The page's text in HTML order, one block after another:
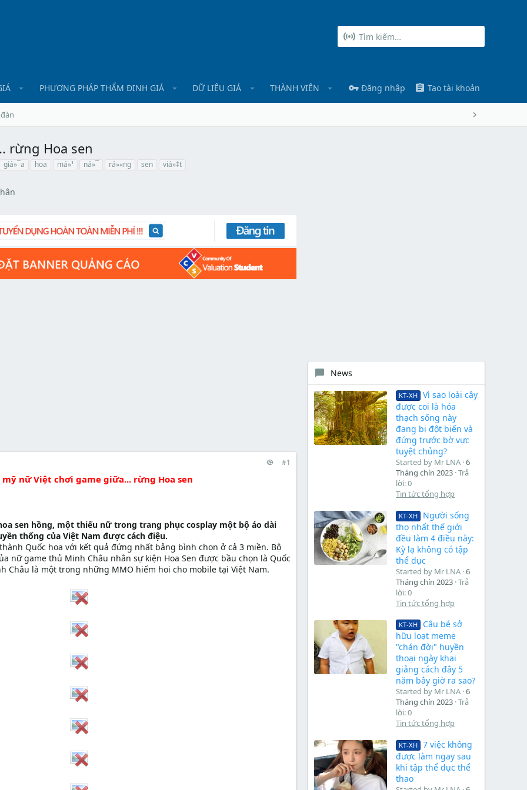
PHƯƠNG PHÁP THẨM ĐỊNH GIÁ DỮ LIỆU GIÁ THÀNH VIÊN Đăng nhập Tạo tài khoản
rừng Hoa sen
giá»¯a hoa má»¹ ná»¯ rá»«ng sen viá»‡t
#1
mỹ nữ Việt chơi game giữa... rừng Hoa sen
sen hồng, một thiếu nữ trong trang phục cosplay một bộ áo dài
thống của Việt Nam được cách điệu.
Quốc hoa với kết quả đứng nhất bảng bình chọn ở cả 3 miền. Bộ
nữ game thủ Minh Châu nhân sự kiện Hoa Sen được bầu chọn là Quốc
Châu là một trong những MMO hiếm hoi cho mobile tại Việt Nam.
News
KT-XH
Vì sao loài cây
được coi là hóa
thạch sống này
đang bị đột biến và
đứng trước bờ vực
tuyệt chủng?
Started by Mr LNA 6
Tháng chín 2023 Trả
lời: 0
Tin tức tổng hợp
KT-XH
Người sống
thọ nhất thế giới
đều làm 4 điều này:
Kỳ lạ không có tập
thể dục
Started by Mr LNA 6
Tháng chín 2023 Trả
lời: 0
Tin tức tổng hợp
KT-XH
Cậu bé sở
hữu loạt meme
"chán đời" huyền
thoại ngày khai
giảng cách đây 5
năm bây giờ ra sao?
Started by Mr LNA 6
Tháng chín 2023 Trả
lời: 0
Tin tức tổng hợp
KT-XH
7 việc không
được làm ngay sau
khi tập thể dục thể
thao